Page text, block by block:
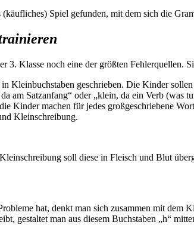
Spiel gefunden, mit dem sich die
3. Klasse noch eine der größten Fehlerquellen.
Kleinbuchstaben geschrieben. Die Kinder
am Satzanfang“ oder „klein, da ein Verb (was
Kinder machen für jedes großgeschriebene
Kleinschreibung.
soll diese in Fleisch und Blut
hat, denkt man sich zusammen mit
gestaltet man aus diesem Buchstaben „h“